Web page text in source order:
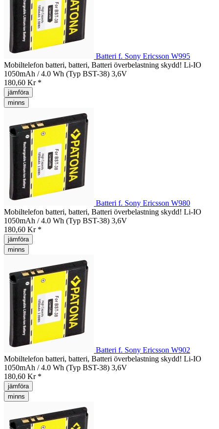
Batteri f. Sony Ericsson W995
Mobiltelefon batteri, batteri, Batteri överbelastning skydd! Li-IO
1050mAh / 4.0 Wh (Typ BST-38) 3,6V
180,60 Kr *
jämföra
minns
Batteri f. Sony Ericsson W980
Mobiltelefon batteri, batteri, Batteri överbelastning skydd! Li-IO
1050mAh / 4.0 Wh (Typ BST-38) 3,6V
180,60 Kr *
jämföra
minns
Batteri f. Sony Ericsson W902
Mobiltelefon batteri, batteri, Batteri överbelastning skydd! Li-IO
1050mAh / 4.0 Wh (Typ BST-38) 3,6V
180,60 Kr *
jämföra
minns